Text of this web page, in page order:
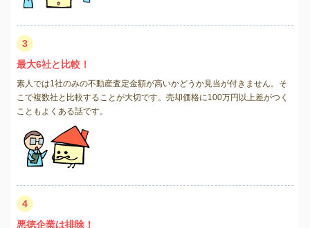
3
最大6社と比較！
素人では1社のみの不動産査定金額が高いかどうか見当が付きません。そ
こで複数社と比較することが大切です。売却価格に100万円以上差がつく
こともよくある話です。
4
悪徳企業は排除！